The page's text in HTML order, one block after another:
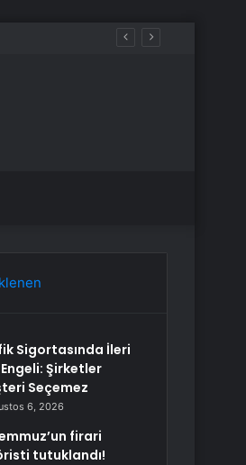
Sigortasında İleri
Şirketler
Seçemez
6, 2026
firari
tutuklandı!